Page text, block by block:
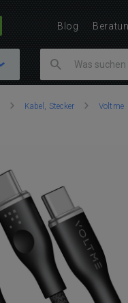
Kabel, Ste­cker Voltme
Blog